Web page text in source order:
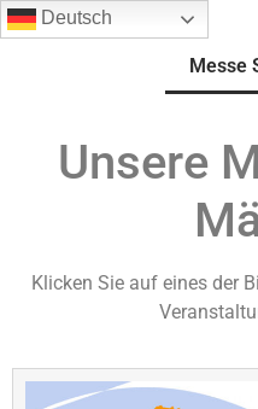
Messe
Deutsch
Unsere
Klicken Sie auf eines der